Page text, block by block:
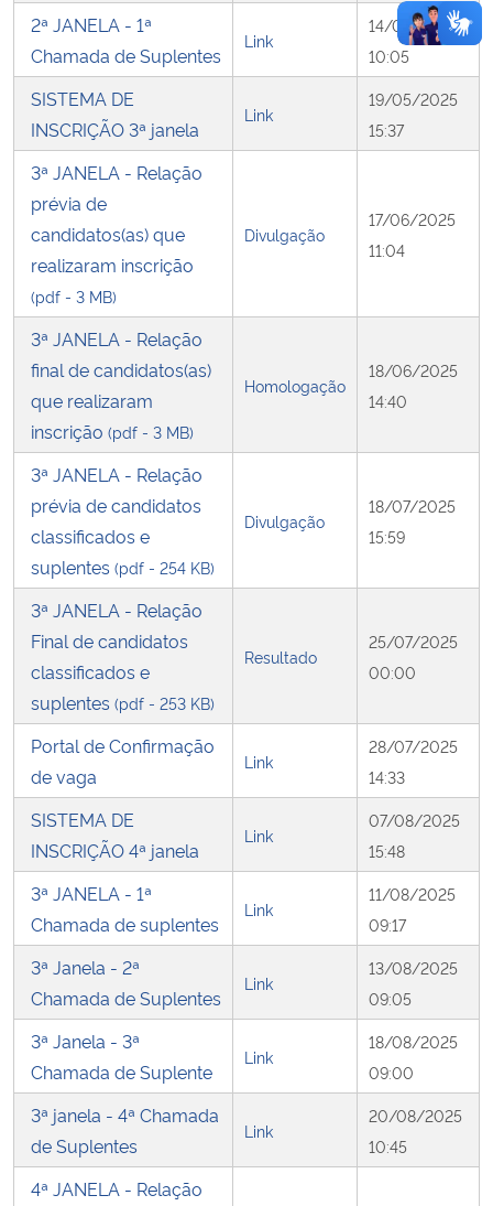
2ª JANELA - 1ª
Chamada de Suplentes
Link
14/04/2025
10:05
SISTEMA DE
INSCRIÇÃO 3ª janela
Link
19/05/2025
15:37
3ª JANELA - Relação
prévia de
candidatos(as) que
realizaram inscrição
(pdf - 3 MB)
Divulgação
17/06/2025
11:04
3ª JANELA - Relação
final de candidatos(as)
que realizaram
inscrição (pdf - 3 MB)
Homologação
18/06/2025
14:40
3ª JANELA - Relação
prévia de candidatos
classificados e
suplentes (pdf - 254 KB)
Divulgação
18/07/2025
15:59
3ª JANELA - Relação
Final de candidatos
classificados e
suplentes (pdf - 253 KB)
Resultado
25/07/2025
00:00
Portal de Confirmação
de vaga
Link
28/07/2025
14:33
SISTEMA DE
INSCRIÇÃO 4ª janela
Link
07/08/2025
15:48
3ª JANELA - 1ª
Chamada de suplentes
Link
11/08/2025
09:17
3ª Janela - 2ª
Chamada de Suplentes
Link
13/08/2025
09:05
3ª Janela - 3ª
Chamada de Suplente
Link
18/08/2025
09:00
3ª janela - 4ª Chamada
de Suplentes
Link
20/08/2025
10:45
4ª JANELA - Relação